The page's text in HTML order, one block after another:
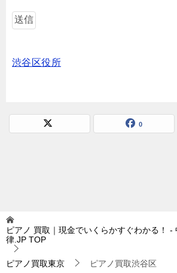
渋谷区役所
0
ピアノ 買取｜現金でいくらかすぐわかる！ -
律.JP TOP
ピアノ買取東京 ピアノ買取渋谷区